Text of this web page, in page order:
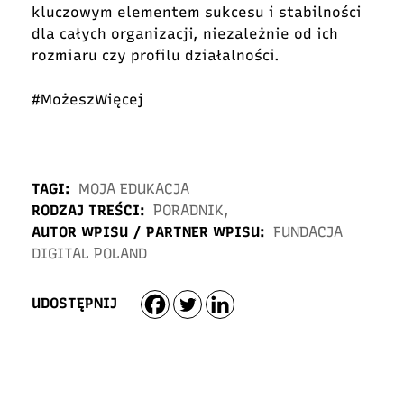
kluczowym elementem sukcesu i stabilności
dla całych organizacji, niezależnie od ich
rozmiaru czy profilu działalności.
#MożeszWięcej
TAGI: MOJA EDUKACJA
RODZAJ TREŚCI: PORADNIK,
AUTOR WPISU / PARTNER WPISU: FUNDACJA
DIGITAL POLAND
UDOSTĘPNIJ